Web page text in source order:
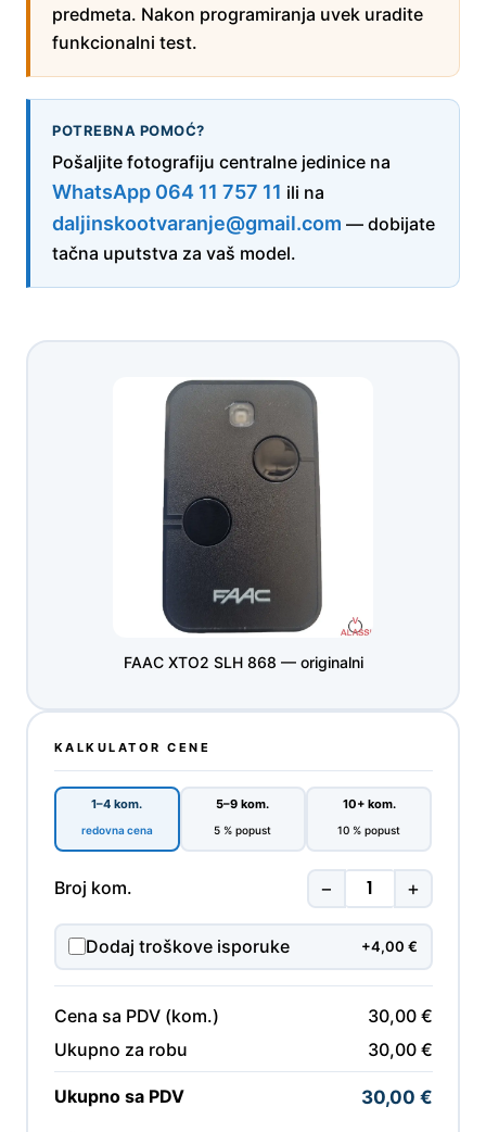
predmeta. Nakon programiranja uvek uradite
funkcionalni test.
POTREBNA POMOĆ?
Pošaljite fotografiju centralne jedinice na
WhatsApp 064 11 757 11 ili na
daljinskootvaranje@gmail.com — dobijate
tačna uputstva za vaš model.
FAAC XTO2 SLH 868 — originalni
KALKULATOR CENE
1–4 kom.
redovna cena
5–9 kom.
5 % popust
10+ kom.
10 % popust
Broj kom. − +
Dodaj troškove isporuke +4,00 €
Cena sa PDV (kom.)
30,00 €
Ukupno za robu
30,00 €
Ukupno sa PDV 30,00 €